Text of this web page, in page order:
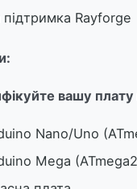
Rayforge
вашу
Nano/Uno
Mega